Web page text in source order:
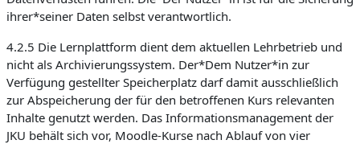
ihrer*seiner Daten selbst verantwortlich.
4.2.5 Die Lernplattform dient dem aktuellen Lehrbetrieb und
nicht als Archivierungssystem. Der*Dem Nutzer*in zur
Verfügung gestellter Speicherplatz darf damit ausschließlich
zur Abspeicherung der für den betroffenen Kurs relevanten
Inhalte genutzt werden. Das Informationsmanagement der
JKU behält sich vor, Moodle-Kurse nach Ablauf von vier